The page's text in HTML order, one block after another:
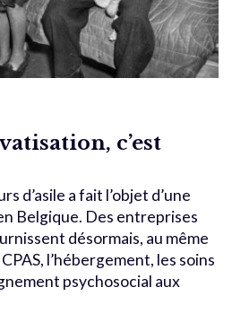
c’est
d’asile a fait l’objet d’une
Belgique. Des entreprises
désormais, au même
l’hébergement, les soins
psychosocial aux